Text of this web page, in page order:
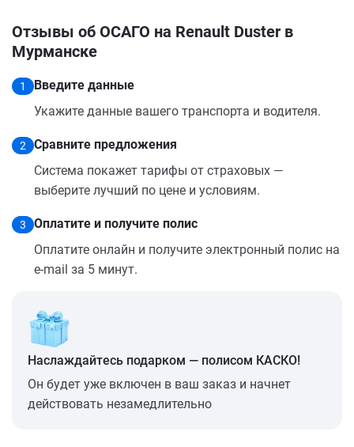
Отзывы об ОСАГО на Renault Duster в
Мурманске
1
Введите данные
Укажите данные вашего транспорта и водителя.
2
Сравните предложения
Система покажет тарифы от страховых —
выберите лучший по цене и условиям.
3
Оплатите и получите полис
Оплатите онлайн и получите электронный полис на
e-mail за 5 минут.
Наслаждайтесь подарком — полисом КАСКО!
Он будет уже включен в ваш заказ и начнет
действовать незамедлительно